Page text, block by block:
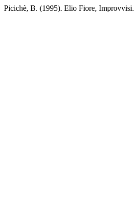
Picichè, B. (1995). Elio Fiore, Improvvisi.